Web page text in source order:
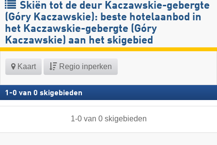
Skiën tot de deur Kaczawskie-gebergte
(Góry Kaczawskie): beste hotelaanbod in
het Kaczawskie-gebergte (Góry
Kaczawskie) aan het skigebied
Kaart Regio inperken
1 -0 van 0 skigebieden
1-0van 0 skigebieden